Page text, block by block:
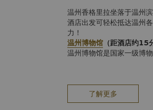
温州香格里拉坐落于温州
酒店出发可轻松抵达温州
力！
温州博物馆 （距酒店约15
温州博物馆是国家一级博
五马街（距酒店约20分钟
温州市区最核心、最具代
不仅是本地人休闲购物的
了解更多